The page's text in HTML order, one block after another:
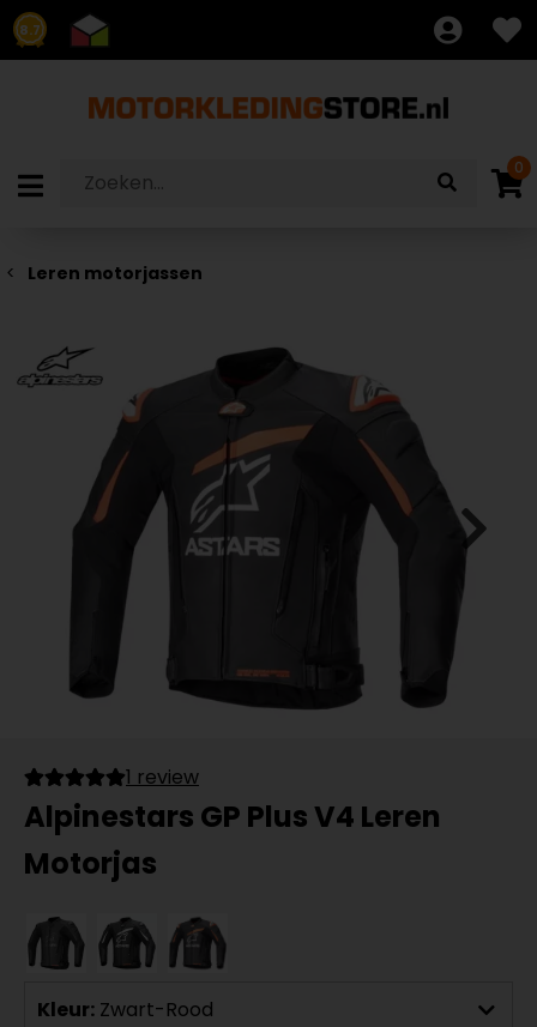
8.7
0
Leren motorjassen
1 review
Alpinestars GP Plus V4 Leren
Motorjas
Kleur: Zwart-Rood